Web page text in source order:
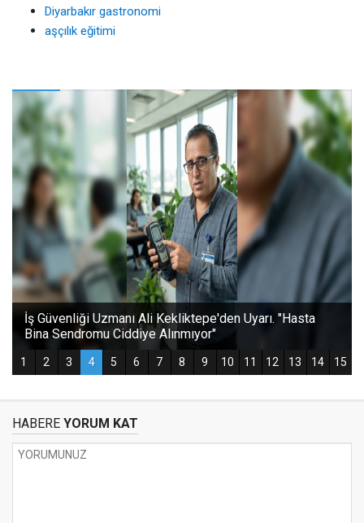
Diyarbakır gastronomi
aşçılık eğitimi
HABERE YORUM KAT